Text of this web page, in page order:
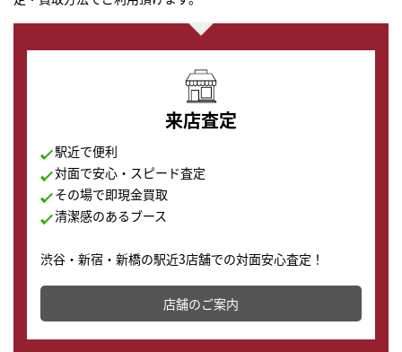
来店査定
駅近で便利
対面で安心・スピード査定
その場で即現金買取
清潔感のあるブース
渋谷・新宿・新橋の駅近3店舗での対面安心査定！
店舗を併設しており、下取りに出してお得に新しい時計
の購入もできます♪
店舗のご案内
まずは
かんたん30秒でお試し査定